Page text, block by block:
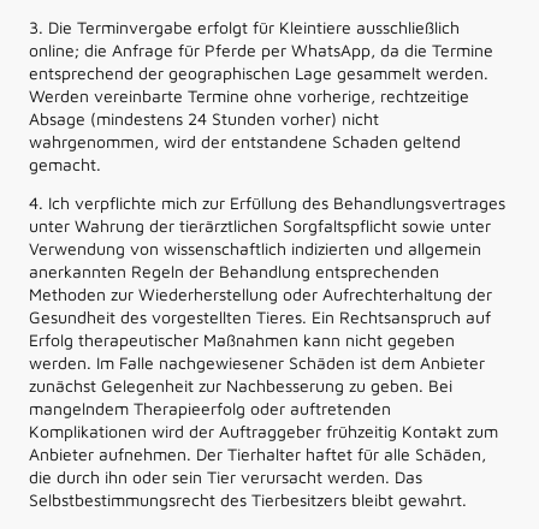
3. Die Terminvergabe erfolgt für Kleintiere ausschließlich
online; die Anfrage für Pferde per WhatsApp, da die Termine
entsprechend der geographischen Lage gesammelt werden.
Werden vereinbarte Termine ohne vorherige, rechtzeitige
Absage (mindestens 24 Stunden vorher) nicht
wahrgenommen, wird der entstandene Schaden geltend
gemacht.
4. Ich verpflichte mich zur Erfüllung des Behandlungsvertrages
unter Wahrung der tierärztlichen Sorgfaltspflicht sowie unter
Verwendung von wissenschaftlich indizierten und allgemein
anerkannten Regeln der Behandlung entsprechenden
Methoden zur Wiederherstellung oder Aufrechterhaltung der
Gesundheit des vorgestellten Tieres. Ein Rechtsanspruch auf
Erfolg therapeutischer Maßnahmen kann nicht gegeben
werden. Im Falle nachgewiesener Schäden ist dem Anbieter
zunächst Gelegenheit zur Nachbesserung zu geben. Bei
mangelndem Therapieerfolg oder auftretenden
Komplikationen wird der Auftraggeber frühzeitig Kontakt zum
Anbieter aufnehmen. Der Tierhalter haftet für alle Schäden,
die durch ihn oder sein Tier verursacht werden. Das
Selbstbestimmungsrecht des Tierbesitzers bleibt gewahrt.